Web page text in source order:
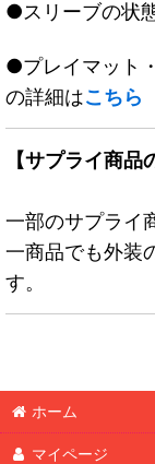
●スリーブの状
●プレイマット
の詳細はこちら
【サプライ商品
一部のサプライ
一商品でも外装
す。
ホーム
マイページ